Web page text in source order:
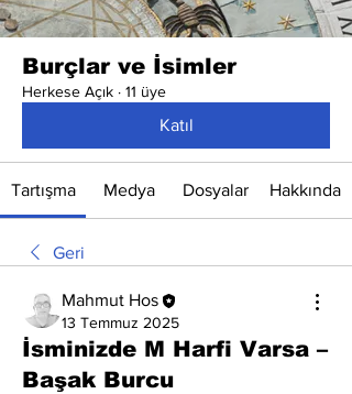
Burçlar ve İsimler
Herkese Açık · 11 üye
Katıl
Tartışma Medya Dosyalar Hakkında
Geri
Mahmut Hos
13 Temmuz 2025
İsminizde M Harfi Varsa –
Başak Burcu